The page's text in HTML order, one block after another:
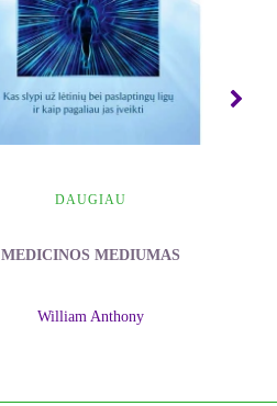
DAUGIAU
MEDICINOS MEDIUMAS
William Anthony